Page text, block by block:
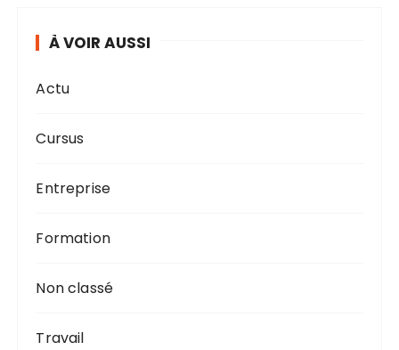
À VOIR AUSSI
Actu
Cursus
Entreprise
Formation
Non classé
Travail